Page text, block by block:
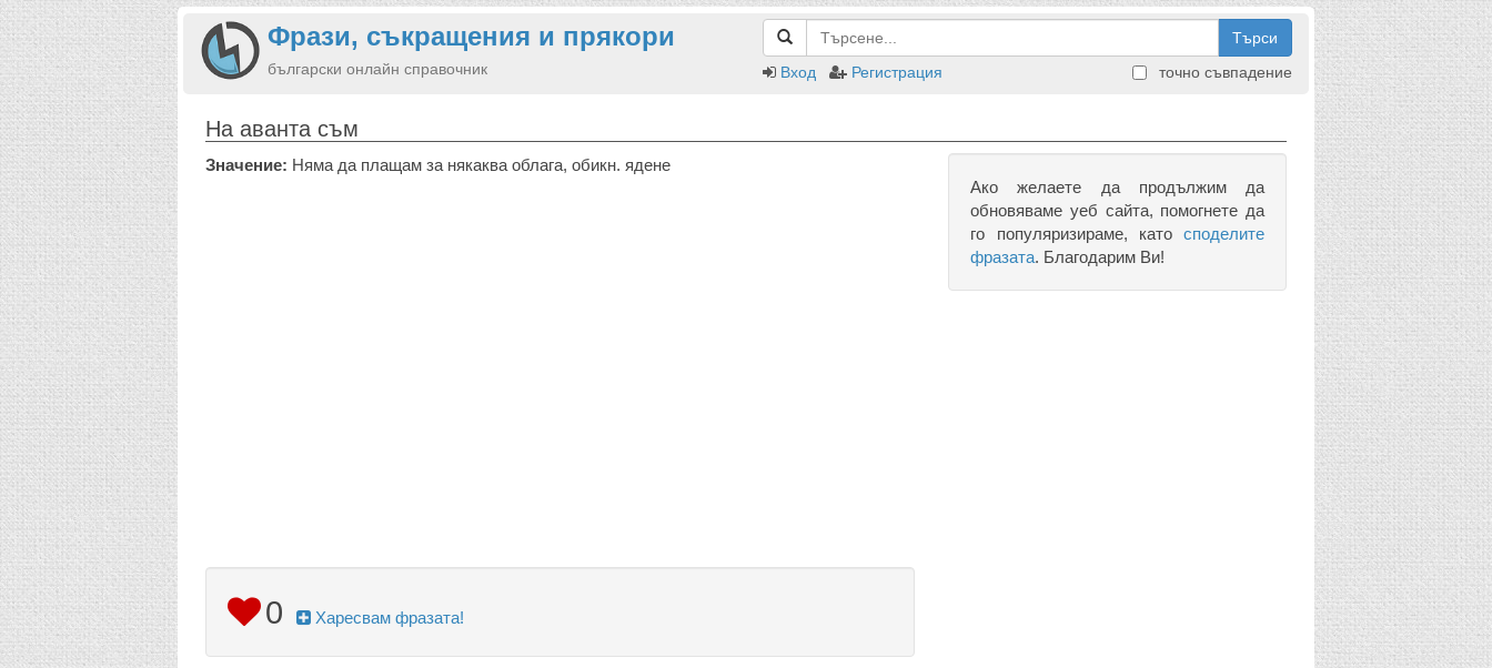
Фрази, съкращения и прякори
български онлайн справочник
Търси
Вход
Регистрация точно съвпадение
На аванта съм
Значение: Няма да плащам за някаква облага, обикн. ядене
0 Харесвам фразата!
Ако желаете да продължим да
обновяваме уеб сайта, помогнете да
го популяризираме, като споделите
фразата. Благодарим Ви!